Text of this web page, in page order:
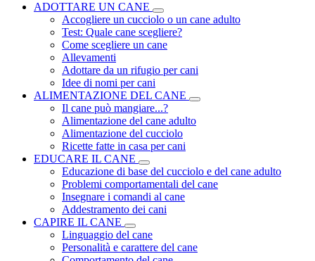
ADOTTARE UN CANE
Accogliere un cucciolo o un cane adulto
Test: Quale cane scegliere?
Come scegliere un cane
Allevamenti
Adottare da un rifugio per cani
Idee di nomi per cani
ALIMENTAZIONE DEL CANE
Il cane può mangiare...?
Alimentazione del cane adulto
Alimentazione del cucciolo
Ricette fatte in casa per cani
EDUCARE IL CANE
Educazione di base del cucciolo e del cane adulto
Problemi comportamentali del cane
Insegnare i comandi al cane
Addestramento dei cani
CAPIRE IL CANE
Linguaggio del cane
Personalità e carattere del cane